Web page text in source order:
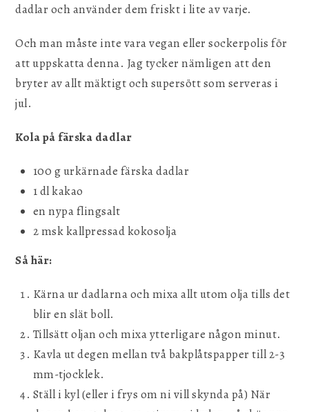
dadlar och använder dem friskt i lite av varje.
Och man måste inte vara vegan eller sockerpolis för
att uppskatta denna. Jag tycker nämligen att den
bryter av allt mäktigt och supersött som serveras i
jul.
Kola på färska dadlar
100 g urkärnade färska dadlar
1 dl kakao
en nypa flingsalt
2 msk kallpressad kokosolja
Så här:
Kärna ur dadlarna och mixa allt utom olja tills det
blir en slät boll.
Tillsätt oljan och mixa ytterligare någon minut.
Kavla ut degen mellan två bakplåtspapper till 2-3
mm-tjocklek.
Ställ i kyl (eller i frys om ni vill skynda på) När